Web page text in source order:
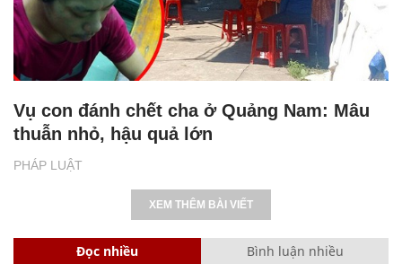
PHÁP LUẬT
Vụ con đánh chết cha ở Quảng Nam: Mâu
thuẫn nhỏ, hậu quả lớn
XEM THÊM BÀI VIẾT
Đọc nhiều Bình luận nhiều